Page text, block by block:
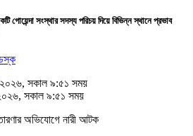
গোয়েন্দা সংস্থার সদস্য পরিচয় দিয়ে বিভিন্ন স্থানে প্রভাব
সকাল ৯:৫১ সময়
সকাল ৯:৫১ সময়